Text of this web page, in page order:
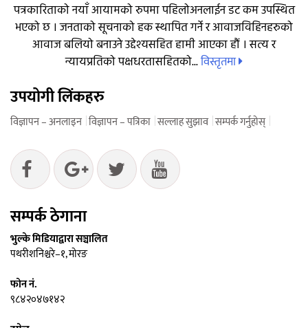
पत्रकारिताको नयाँ आयामको रुपमा पहिलोअनलाईन डट कम उपस्थित
भएको छ । जनताको सूचनाको हक स्थापित गर्ने र आवाजविहिनहरुको
आवाज बलियो बनाउने उद्देश्यसहित हामी आएका हौं । सत्य र
न्यायप्रतिको पक्षधरतासहितको...विस्तृतमा
उपयोगी लिंकहरु
विज्ञापन – अनलाइन विज्ञापन – पत्रिका सल्लाह सुझाव सम्पर्क गर्नुहोस्
सम्पर्क ठेगाना
भुल्के मिडियाद्वारा सञ्चालित
पथरीशनिश्चरे–१, मोरङ
फोन नं.
९८४२०४७१४२